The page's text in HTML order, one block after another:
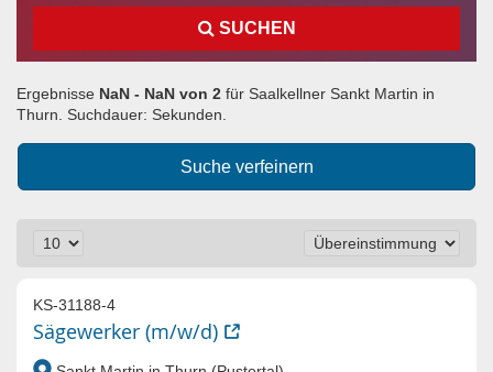
SUCHEN
Ergebnisse NaN - NaN von 2 für Saalkellner Sankt Martin in
Thurn. Suchdauer: Sekunden.
Suche verfeinern
KS-31188-4
Sägewerker (m/w/d)